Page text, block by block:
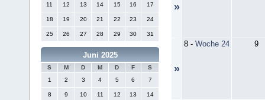
11 12 13 14 15 16 17
18 19 20 21 22 23 24
25 26 27 28 29 30 31
Juni 2025
S M D M D F
S
1
2 3 4 5 6 7
8 9 10 11 12 13 14
»
»
8 - Woche 24 9